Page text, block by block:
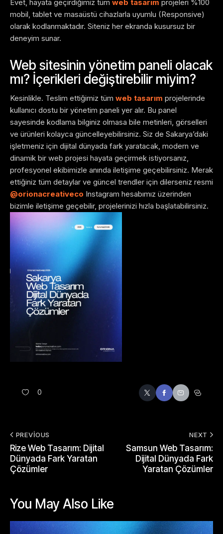
Evet, hayata geçirdiğimiz tüm web tasarım projeleri %100
mobil, tablet ve masaüstü cihazlarla uyumlu (Responsive)
olarak kodlanmaktadır. Siteniz her ekranda kusursuz bir
deneyim sunar.
Web sitesinin yönetim paneli olacak
mı? İçerikleri değiştirebilir miyim?
Kesinlikle. Teslim ettiğimiz tüm web tasarım projelerinde
kullanıcı dostu bir yönetim paneli yer alır. Bu panel
sayesinde kodlama bilginiz olmasa bile metinleri, görselleri
ve ürünleri kolayca güncelleyebilirsiniz. Siz de Sakarya’daki
işletmeniz için dijital dünyada fark yaratacak, modern ve
dinamik bir web projesi hayata geçirmek istiyorsanız,
profesyonel ekibimizle anında iletişime geçebilirsiniz. Merak
ettiğiniz tüm detaylar ve güncel trendler için dilerseniz resmi
@orionacreativeco Instagram hesabımız üzerinden
bizimle iletişime geçebilir, projelerinizi hızla başlatabilirsiniz.
0
PREVIOUS
Rize Web Tasarım: Dijital
Dünyada Fark Yaratan
Çözümler
NEXT
Samsun Web Tasarım:
Dijital Dünyada Fark
Yaratan Çözümler
You May Also Like